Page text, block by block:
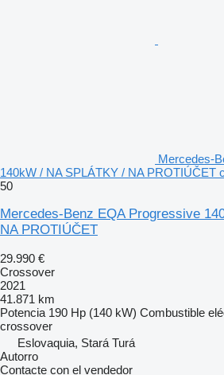
Mercedes-
140kW / NA SPLÁTKY / NA PROTIÚČET
50
Mercedes-Benz EQA Progressive
NA PROTIÚČET
29.990 €
Crossover
2021
41.871 km
Potencia 190 Hp (140 kW) Combustible
crossover
Eslovaquia, Stará Turá
Autorro
Contacte con el vendedor